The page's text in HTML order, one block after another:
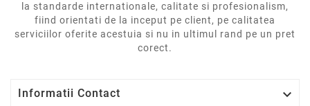
la standarde internationale, calitate si profesionalism,
fiind orientati de la inceput pe client, pe calitatea
serviciilor oferite acestuia si nu in ultimul rand pe un pret
corect.
Informatii Contact 